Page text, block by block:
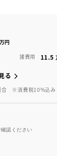
諸費用 11.5
る
※消費税10%込み
認ください